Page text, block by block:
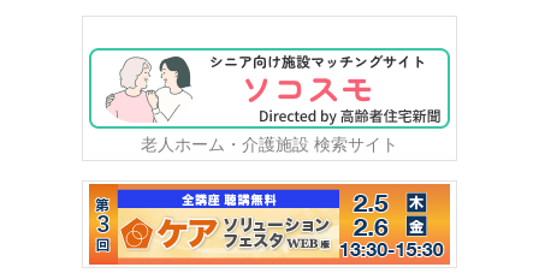
老人ホーム・介護施設 検索サイト